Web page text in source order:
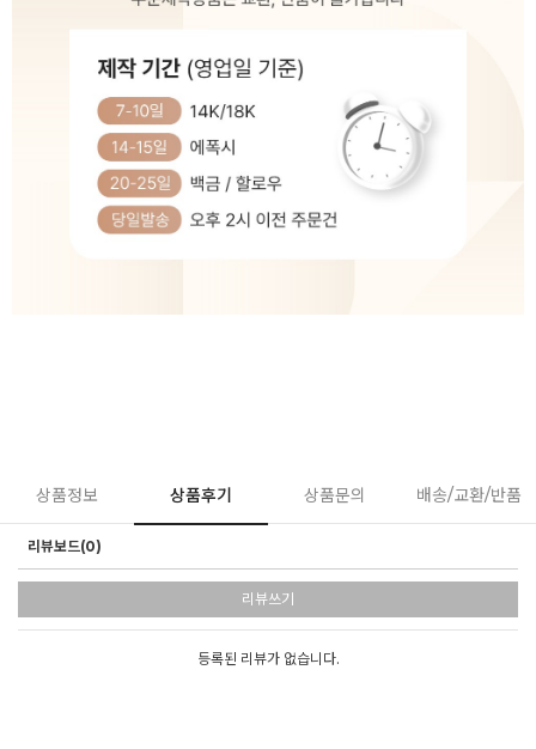
상품정보 상품후기 상품문의 배송/교환/반품
리뷰보드(0)
리뷰쓰기
등록된 리뷰가 없습니다.